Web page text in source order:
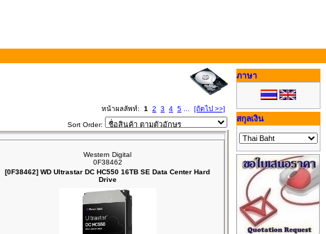
หน้าผลลัพท์: 1 2 3 4 5
[ถัดไป >>]
Sort Order:
Western Digital
0F38462
[0F38462] WD Ultrastar DC HC550 16TB SE Data Center Hard
Drive
ภาษา
สกุลเงิน